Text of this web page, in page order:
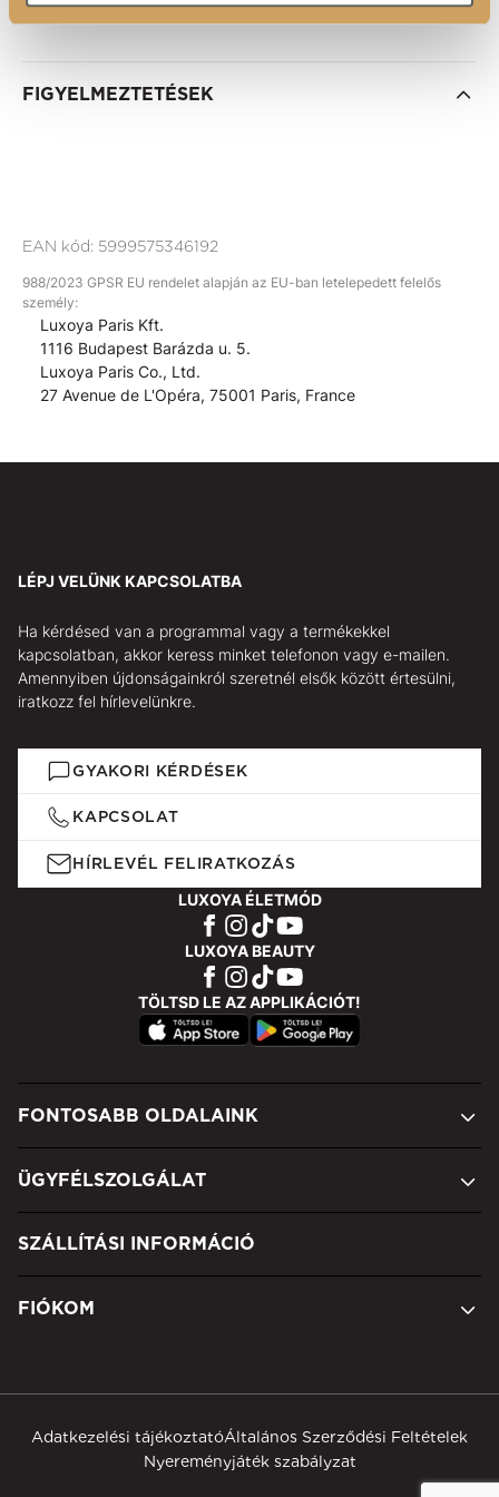
FIGYELMEZTETÉSEK
EAN kód: 5999575346192
988/2023 GPSR EU rendelet alapján az EU-ban letelepedett felelős
személy:
Luxoya Paris Kft.
1116 Budapest Barázda u. 5.
Luxoya Paris Co., Ltd.
27 Avenue de L'Opéra, 75001 Paris, France
LÉPJ VELÜNK KAPCSOLATBA
Ha kérdésed van a programmal vagy a termékekkel
kapcsolatban, akkor keress minket telefonon vagy e-mailen.
Amennyiben újdonságainkról szeretnél elsők között értesülni,
iratkozz fel hírlevelünkre.
GYAKORI KÉRDÉSEK
KAPCSOLAT
HÍRLEVÉL FELIRATKOZÁS
LUXOYA ÉLETMÓD
LUXOYA BEAUTY
TÖLTSD LE AZ APPLIKÁCIÓT!
FONTOSABB OLDALAINK
ÜGYFÉLSZOLGÁLAT
SZÁLLÍTÁSI INFORMÁCIÓ
FIÓKOM
Adatkezelési tájékoztatóÁltalános Szerződési Feltételek
Nyereményjáték szabályzat